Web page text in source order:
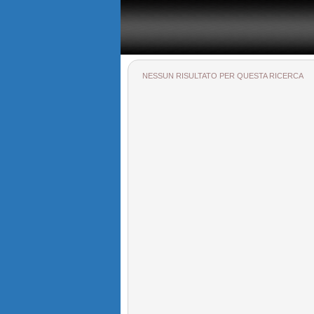
NESSUN RISULTATO PER QUESTA RICERCA